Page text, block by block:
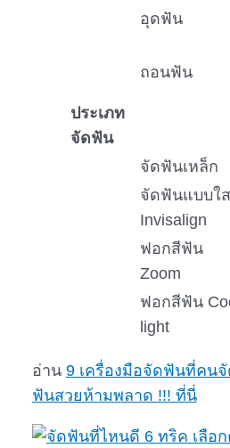
อุดฟัน
ถอนฟัน
ประเภท
จัดฟัน
จัดฟันเหล็ก
จัดฟันแบบใส
Invisalign
ฟอกสีฟัน
Zoom
ฟอกสีฟัน
light
อ่าน 9 เครื่องมือจัดฟันที่คน
ฟันสวยห้ามพลาด !!! ที่นี่